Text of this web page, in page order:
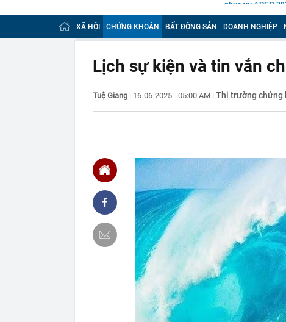
phục vụ APEC
12:50
Sau 150 năm,
12:46
Chính phủ yêu
12:45
Chủ cửa hàng
mỗi sáng
giờ sáng
12:30
TPHCM hướng
Mẫu đồng hồ
Bỏ phố về quê
Tỉnh rộng nhất
là đơn vị hành
Việt Nam có 1
Bali, được hàng
làm điểm đến
12:15
Từng công bố
BĐS "khủng"
12:15
Vì sao người
12:14
Doanh nghiệp
rộng nhất Việt Nam
Hà Nội đồng bộ
XÃ HỘI CHỨNG KHOÁN BẤT ĐỘNG SẢN DOANH NGHIỆP
Lịch sự kiện và tin vắn
Tuệ Giang | 16-06-2025 - 05:00 AM | Thị trường chứng